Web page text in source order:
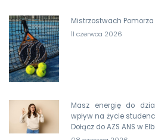
Mistrzostwach
11 czerwca 2026
Masz energię do
wpływ na życie
Dołącz do AZS ANS w